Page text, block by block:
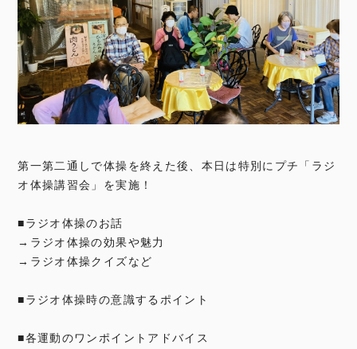
第一第二通しで体操を終えた後、本日は特別にプチ「ラジ
オ体操講習会」を実施！
■ラジオ体操のお話
→ラジオ体操の効果や魅力
→ラジオ体操クイズなど
■ラジオ体操時の意識するポイント
■各運動のワンポイントアドバイス